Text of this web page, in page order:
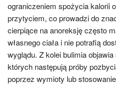
ograniczeniem spożycia kalorii
przytyciem, co prowadzi do
cierpiące na anoreksję często
własnego ciała i nie potrafią
wyglądu. Z kolei bulimia
których następują próby
poprzez wymioty lub